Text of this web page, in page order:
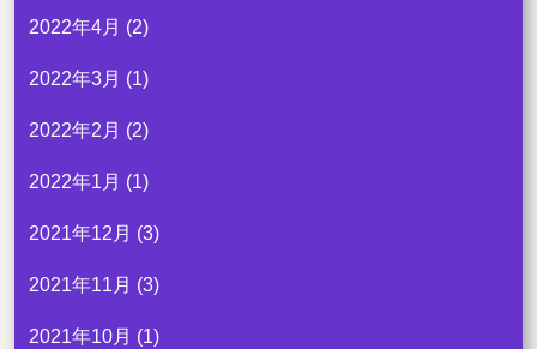
2022年4月 (2)
2022年3月 (1)
2022年2月 (2)
2022年1月 (1)
2021年12月 (3)
2021年11月 (3)
2021年10月 (1)